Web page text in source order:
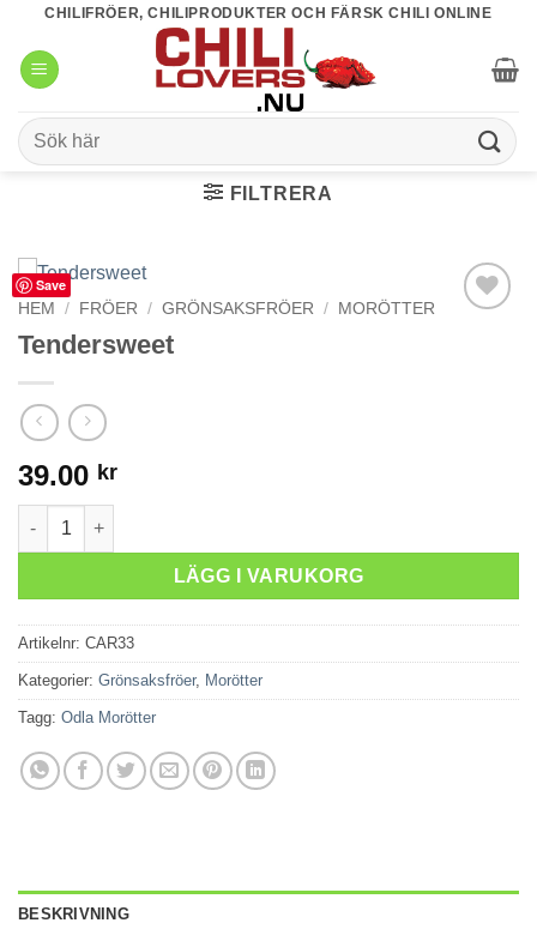
content
CHILIFRÖER, CHILIPRODUKTER OCH FÄRSK CHILI ONLINE
Sök
efter:
FILTRERA
Save
HEM / FRÖER / GRÖNSAKSFRÖER / MORÖTTER
Tendersweet
39.00 kr
Tendersweet mängd
LÄGG I VARUKORG
Artikelnr: CAR33
Kategorier: Grönsaksfröer, Morötter
Tagg: Odla Morötter
BESKRIVNING